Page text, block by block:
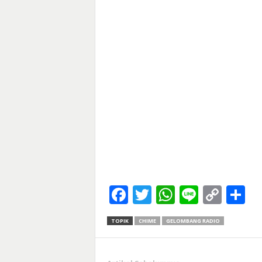
Facebook
Twitter
WhatsApp
LineCopy
Link
TOPIK CHIME GELOMBANG RADIO